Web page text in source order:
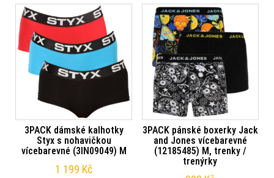
3PACK dámské kalhotky
Styx s nohavičkou
vícebarevné (3IN09049) M
1 199 Kč
3PACK pánské boxerky Jack
and Jones vícebarevné
(12185485) M, trenky /
trenýrky